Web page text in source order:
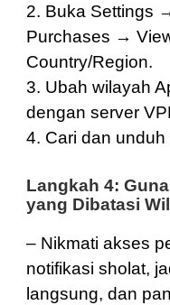
2. Buka Settings
Purchases →
Country/Region.
3. Ubah wilayah
dengan server
4. Cari dan unduh
Langkah 4:
yang Dibatasi
– Nikmati akses
notifikasi sholat,
langsung, dan